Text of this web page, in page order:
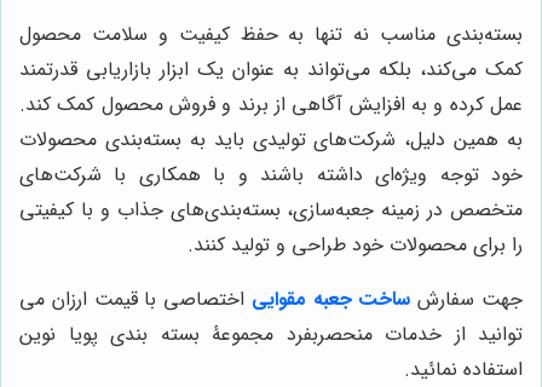
بسته‌بندی مناسب نه تنها به حفظ کیفیت و سلامت محصول
کمک می‌کند، بلکه می‌تواند به عنوان یک ابزار بازاریابی قدرتمند
عمل کرده و به افزایش آگاهی از برند و فروش محصول کمک کند.
به همین دلیل، شرکت‌های تولیدی باید به بسته‌بندی محصولات
خود توجه ویژه‌ای داشته باشند و با همکاری با شرکت‌های
متخصص در زمینه جعبه‌سازی، بسته‌بندی‌های جذاب و با کیفیتی
را برای محصولات خود طراحی و تولید کنند.
جهت سفارش ساخت جعبه مقوایی اختصاصی با قیمت ارزان می
توانید از خدمات منحصربفرد مجموعۀ بسته بندی پویا نوین
استفاده نمائید.